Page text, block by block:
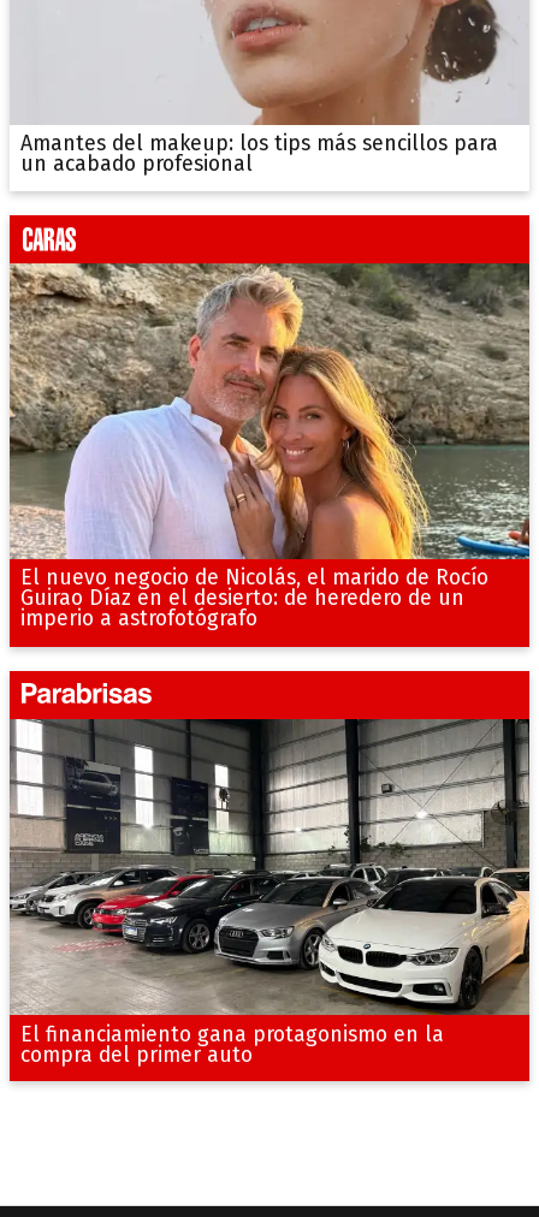
Amantes del makeup: los tips más sencillos para
un acabado profesional
El nuevo negocio de Nicolás, el marido de Rocío
Guirao Díaz en el desierto: de heredero de un
imperio a astrofotógrafo
El financiamiento gana protagonismo en la
compra del primer auto